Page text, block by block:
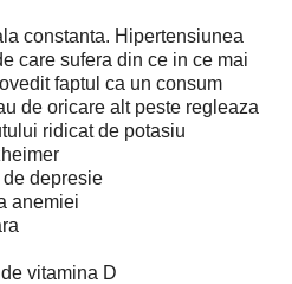
constanta. Hipertensiunea
care sufera din ce in ce mai
faptul ca un consum
de oricare alt peste regleaza
ridicat de potasiu
depresie
anemiei
vitamina D